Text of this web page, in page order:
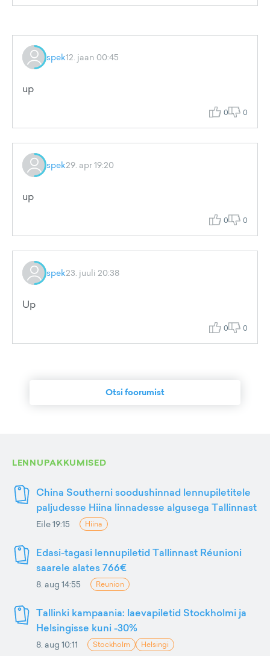
spek12. jaan 00:45
up
0 0
spek29. apr 19:20
up
0 0
spek23. juuli 20:38
Up
0 0
Otsi foorumist
LENNUPAKKUMISED
China Southerni soodushinnad lennupiletitele
paljudesse Hiina linnadesse algusega Tallinnast
Eile 19:15 Hiina
Edasi-tagasi lennupiletid Tallinnast Réunioni
saarele alates 766€
8. aug 14:55 Reunion
Tallinki kampaania: laevapiletid Stockholmi ja
Helsingisse kuni -30%
8. aug 10:11 Stockholm Helsingi